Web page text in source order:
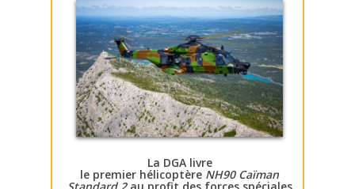
La DGA livre
le premier hélicoptère NH90 Caïman